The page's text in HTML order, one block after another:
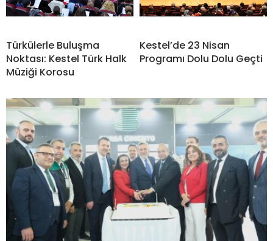
Türkülerle Buluşma
Noktası: Kestel Türk Halk
Müziği Korosu
Kestel’de 23 Nisan
Programı Dolu Dolu Geçti